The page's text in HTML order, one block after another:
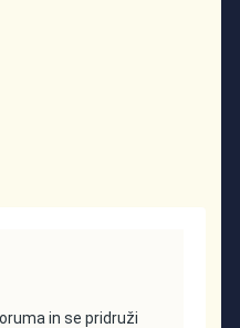
in se pridruži